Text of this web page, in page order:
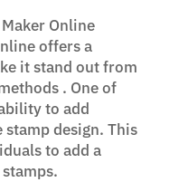
Online
offers a
it stand out from
. One of
to add
stamp design. This
to add a